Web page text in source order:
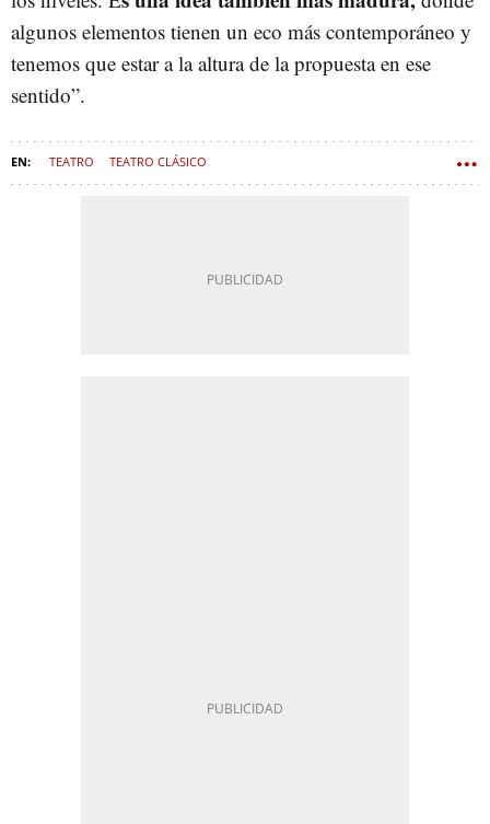
algunos elementos tienen un eco más contemporáneo y
tenemos que estar a la altura de la propuesta en ese
sentido”.
TEATRO TEATRO CLÁSICO